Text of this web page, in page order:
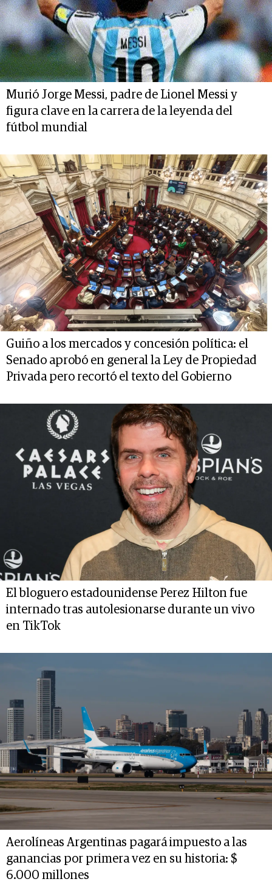
Murió Jorge Messi, padre de Lionel Messi y
figura clave en la carrera de la leyenda del
fútbol mundial
Guiño a los mercados y concesión política: el
Senado aprobó en general la Ley de Propiedad
Privada pero recortó el texto del Gobierno
El bloguero estadounidense Perez Hilton fue
internado tras autolesionarse durante un vivo
en TikTok
Aerolíneas Argentinas pagará impuesto a las
ganancias por primera vez en su historia: $
6.000 millones